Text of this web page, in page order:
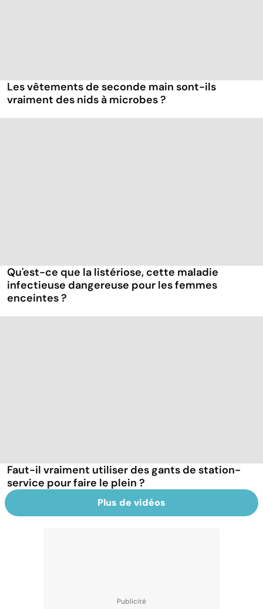
Les vêtements de seconde main sont-ils
vraiment des nids à microbes ?
Qu'est-ce que la listériose, cette maladie
infectieuse dangereuse pour les femmes
enceintes ?
Faut-il vraiment utiliser des gants de station-
service pour faire le plein ?
Plus de vidéos